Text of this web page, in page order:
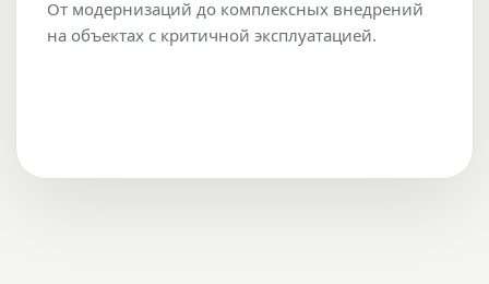
От модернизаций до комплексных внедрений
на объектах с критичной эксплуатацией.